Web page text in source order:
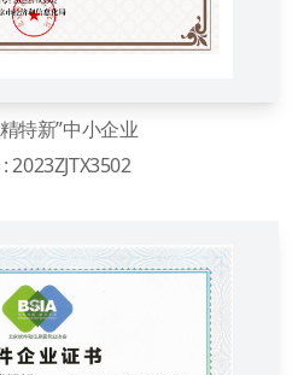
特新”中小企业
2023ZJTX3502